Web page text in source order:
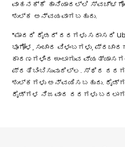
ವಾಹನಕ್ಕೆ ಹಾನಿಯಾದಲ್ಲಿ
ಶುಲ್ಕ ಅನ್ವಯವಾಗಬಹುದು.
*ಮಾದರಿ ರೈಡರ್ ದರಗಳು ಸರಾಸರಿ
ಭೂಗೋಳ, ಸಂಚಾರ ವಿಳಂಬಗಳು,
ಕಾರಣಗಳಿಂದ ಉಂಟಾಗುವ
ಪ್ರತಿಬಿಂಬಿಸುವುದಿಲ್ಲ. ಸ್ಥಿರ
ಶುಲ್ಕಗಳು ಅನ್ವಯಿಸಬಹುದು.
ರೈಡ್‌ಗಳ ನಿಜವಾದ ದರಗಳು